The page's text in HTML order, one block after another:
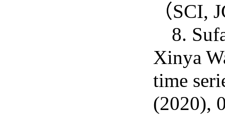
（SCI,
8.
Xinya
time
(2020),